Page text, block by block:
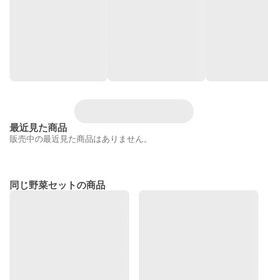
最近見た商品
販売中の最近見た商品はありません。
同じ野菜セットの商品